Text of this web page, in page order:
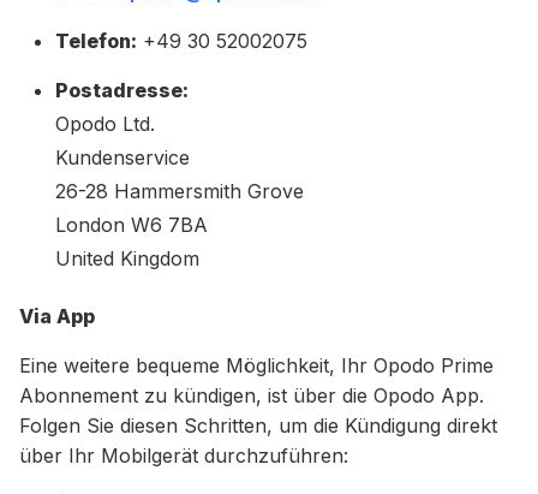
Telefon: +49 30 52002075
Postadresse:
Opodo Ltd.
Kundenservice
26-28 Hammersmith Grove
London W6 7BA
United Kingdom
Via App
Eine weitere bequeme Möglichkeit, Ihr Opodo Prime
Abonnement zu kündigen, ist über die Opodo App.
Folgen Sie diesen Schritten, um die Kündigung direkt
über Ihr Mobilgerät durchzuführen: